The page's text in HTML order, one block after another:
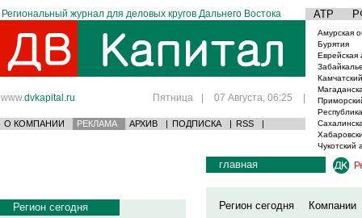
Региональный журнал для деловых кругов Дальнего Востока АТР
www.dvkapital.ru Пятница | 07 Августа, 06:25 |
О КОМПАНИИ РЕКЛАМА АРХИВ | ПОДПИСКА | RSS |
Амурская
Бурятия
Еврейская
Чукотский
Регион сегодня
главная
Регион сегодня
Компании